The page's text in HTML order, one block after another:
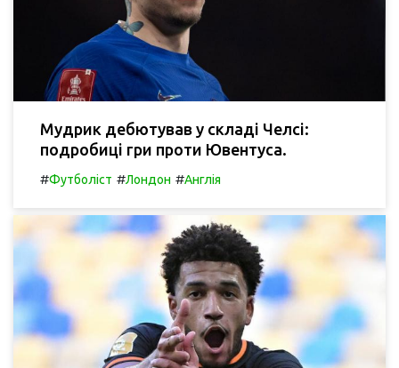
Мудрик дебютував у складі Челсі:
подробиці гри проти Ювентуса.
#Футболіст #Лондон #Англія